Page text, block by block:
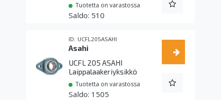
Tuotetta on varastossa
510
UCFL205ASAHI
Asahi
UCFL 205 ASAHI
Laippalaakeriyksikkö
Tuotetta on varastossa
1505